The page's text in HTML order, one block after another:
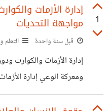
الشرفاء في العالم من
عن حقوق الإنسان للوقوف
الإنسانية إن
التشويه والتعتيم حيث
لتوجيه الرأي العام وفق
1
إدارة الأزمات
مواجهة التحديات
قبل سنة واحدة التعلم
إدارة الأزمات والكوارث
ومعركة الوعي
الكبرى التي تواجه